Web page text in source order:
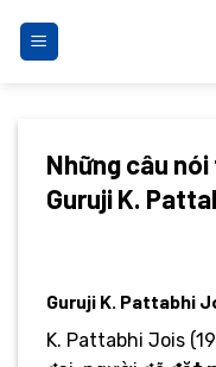
qua
Những câu
Guruji K.
Guruji K. Pattabhi
K. Pattabhi Jois